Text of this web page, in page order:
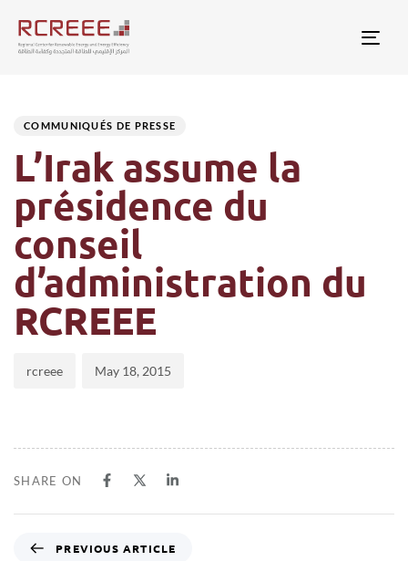
COMMUNIQUÉS DE PRESSE
L’Irak assume la
présidence du
conseil
d’administration du
RCREEE
rcreee May 18, 2015
SHARE ON
PREVIOUS ARTICLE